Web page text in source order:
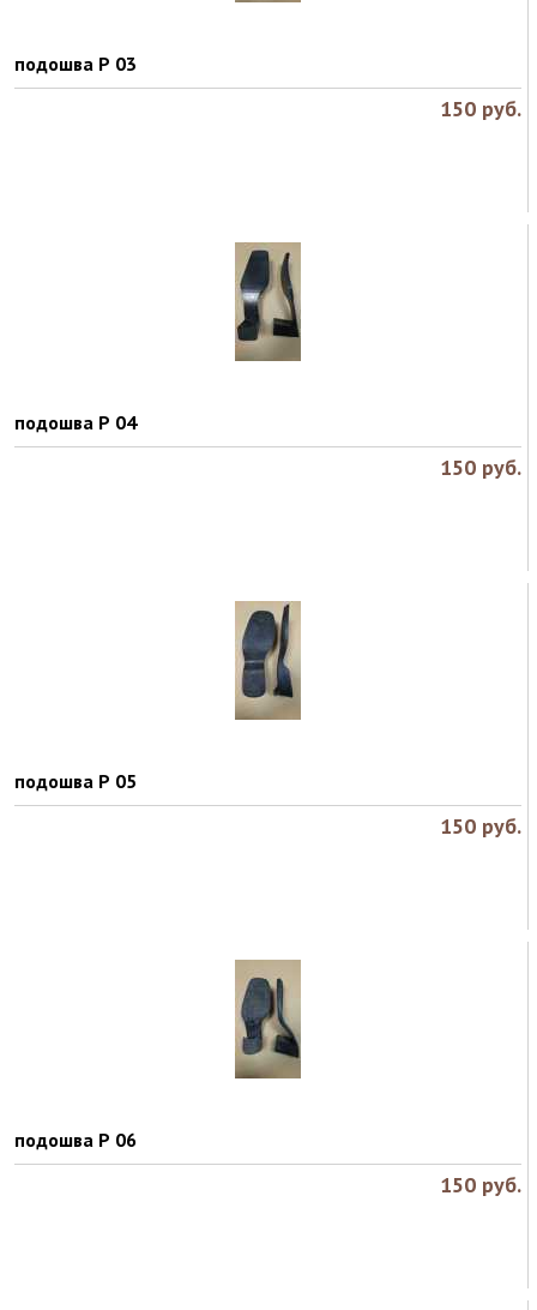
подошва Р 03
150 руб.
подошва Р 04
150 руб.
подошва Р 05
150 руб.
подошва Р 06
150 руб.